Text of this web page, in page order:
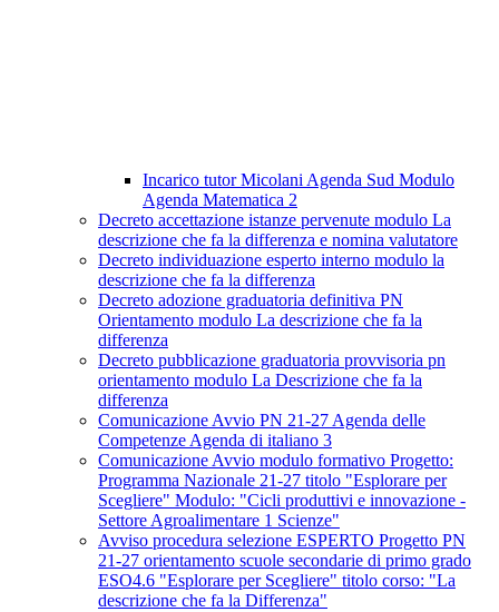
Incarico tutor Micolani Agenda Sud Modulo
Agenda Matematica 2
Decreto accettazione istanze pervenute modulo La
descrizione che fa la differenza e nomina valutatore
Decreto individuazione esperto interno modulo la
descrizione che fa la differenza
Decreto adozione graduatoria definitiva PN
Orientamento modulo La descrizione che fa la
differenza
Decreto pubblicazione graduatoria provvisoria pn
orientamento modulo La Descrizione che fa la
differenza
Comunicazione Avvio PN 21-27 Agenda delle
Competenze Agenda di italiano 3
Comunicazione Avvio modulo formativo Progetto:
Programma Nazionale 21-27 titolo "Esplorare per
Scegliere" Modulo: "Cicli produttivi e innovazione -
Settore Agroalimentare 1 Scienze"
Avviso procedura selezione ESPERTO Progetto PN
21-27 orientamento scuole secondarie di primo grado
ESO4.6 "Esplorare per Scegliere" titolo corso: "La
descrizione che fa la Differenza"